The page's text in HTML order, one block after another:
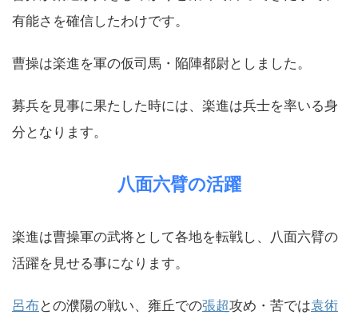
有能さを確信したわけです。
曹操は楽進を軍の仮司馬・陥陣都尉としました。
募兵を見事に果たした時には、楽進は兵士を率いる身
分となります。
八面六臂の活躍
楽進は曹操軍の武将として各地を転戦し、八面六臂の
活躍を見せる事になります。
呂布との濮陽の戦い、雍丘での張超攻め・苦では袁術